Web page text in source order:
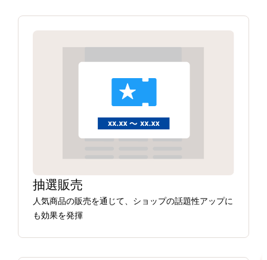
抽選販売
人気商品の販売を通じて、ショップの話題性アップに
も効果を発揮